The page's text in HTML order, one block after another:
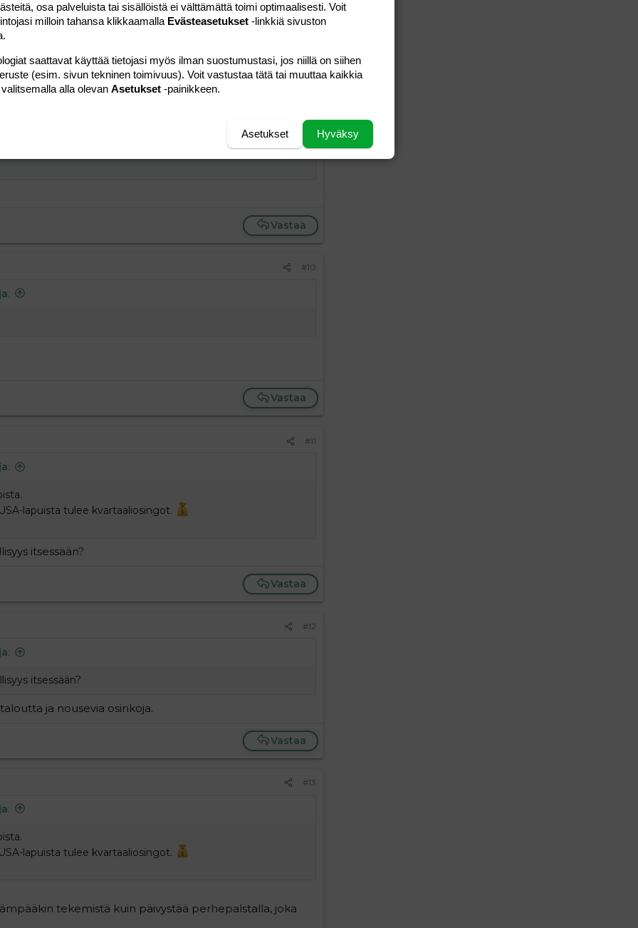
#8
Vastaa
Vastaa
#10
:
Vastaa
#11
:
lapuista tulee kvartaaliosingot.
itsessään?
Vastaa
#12
:
itsessään?
ja nousevia osinkoja.
Vastaa
#13
:
lapuista tulee kvartaaliosingot.
tekemistä kuin päivystää perhepalstalla, joka
osa palveluista tai sisällöistä ei välttämättä toimi optimaalisesti. Voit
milloin tahansa klikkaamalla Evästeasetukset -linkkiä sivuston
saattavat käyttää tietojasi myös ilman suostumustasi, jos niillä on siihen
(esim. sivun tekninen toimivuus). Voit vastustaa tätä tai muuttaa kaikkia
alla olevan Asetukset -painikkeen.
Hyväksy
Asetukset